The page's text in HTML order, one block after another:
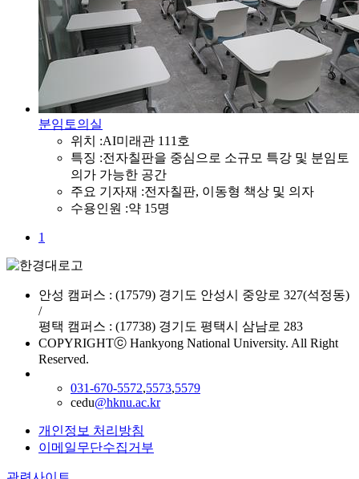
분임토의실
위치 :AI미래관 111호
특징 :전자칠판을 중심으로 소규모 특강 및 분임토
의가 가능한 공간
주요 기자재 :전자칠판, 이동형 책상 및 의자
수용인원 :약 15명
1
안성 캠퍼스 : (17579) 경기도 안성시 중앙로 327(석정동)
/
평택 캠퍼스 : (17738) 경기도 평택시 삼남로 283
COPYRIGHTⓒ Hankyong National University. All Right
Reserved.
031-670-5572,5573,5579
cedu@hknu.ac.kr
개인정보 처리방침
이메일무단수집거부